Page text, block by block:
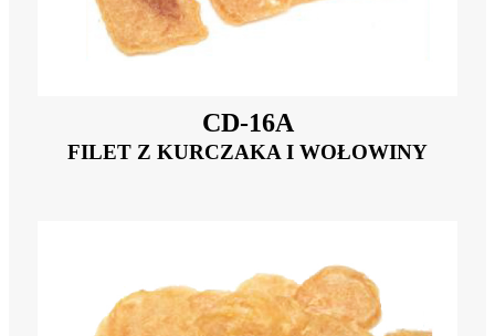
CD-16A
FILET Z KURCZAKA I WOŁOWINY